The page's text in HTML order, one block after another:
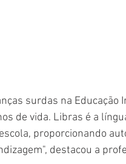
surdas na
de vida. Libras é a
proporcionando
destacou a